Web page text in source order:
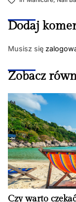
Dodaj
Musisz się
Zobacz
Czy warto